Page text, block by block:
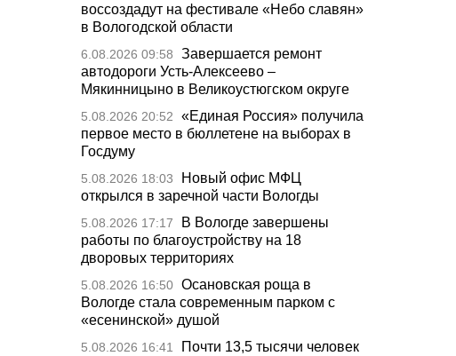
воссоздадут на фестивале «Небо славян»
в Вологодской области
6.08.2026 09:58
Завершается ремонт
автодороги Усть-Алексеево –
Мякинницыно в Великоустюгском округе
5.08.2026 20:52
«Единая Россия» получила
первое место в бюллетене на выборах в
Госдуму
5.08.2026 18:03
Новый офис МФЦ
открылся в заречной части Вологды
5.08.2026 17:17
В Вологде завершены
работы по благоустройству на 18
дворовых территориях
5.08.2026 16:50 Осановская роща в
Вологде стала современным парком с
«есенинской» душой
5.08.2026 16:41
Почти 13,5 тысячи человек